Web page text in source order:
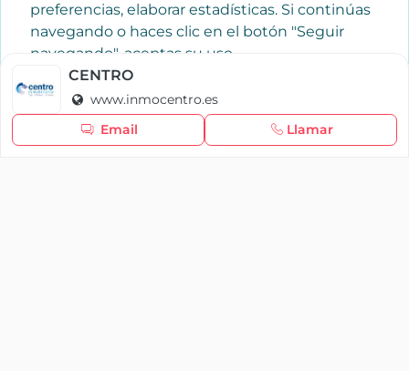
CENTRO
www.inmocentro.es
Email
Llamar
preferencias, elaborar estadísticas. Si continúas
navegando o haces clic en el botón "Seguir
navegando", aceptas su uso.
Política de cookies
Seguir navegando